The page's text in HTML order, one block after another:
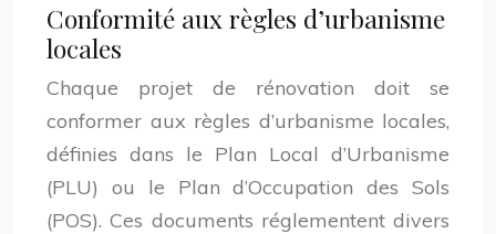
Conformité aux règles d’urbanisme
locales
Chaque projet de rénovation doit se
conformer aux règles d’urbanisme locales,
définies dans le Plan Local d’Urbanisme
(PLU) ou le Plan d’Occupation des Sols
(POS). Ces documents réglementent divers